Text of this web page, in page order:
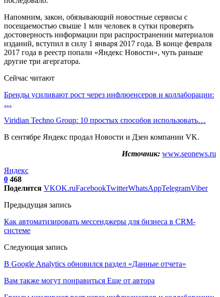
Напомним, закон, обязывающий новостные сервисы с
посещаемостью свыше 1 млн человек в сутки проверять
достоверность информации при распространении материалов
изданий, вступил в силу 1 января 2017 года. В конце февраля
2017 года в реестр попали «Яндекс Новости», чуть раньше
другие три агергатора.
Сейчас читают
Бренды усиливают рост через инфлюенсеров и коллаборации:
…
Viridian Techno Group: 10 простых способов использовать…
В сентябре Яндекс продал Новости и Дзен компании VK.
Источник: www.seonews.ru
Яндекс
0 468
Поделится VKOK.ruFacebookTwitterWhatsAppTelegramViber
Предыдущая запись
Как автоматизировать мессенджеры для бизнеса в CRM-
системе
Следующая запись
В Google Analytics обновился раздел «Данные отчета»
Вам также могут понравиться Еще от автора